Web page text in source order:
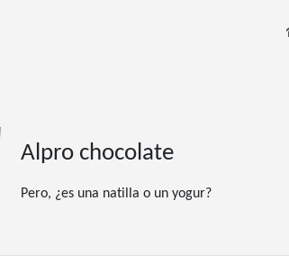
Alpro chocolate
Pero, ¿es una natilla o un yogur?